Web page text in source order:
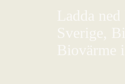
Ladda
Sverige,
Biovärme